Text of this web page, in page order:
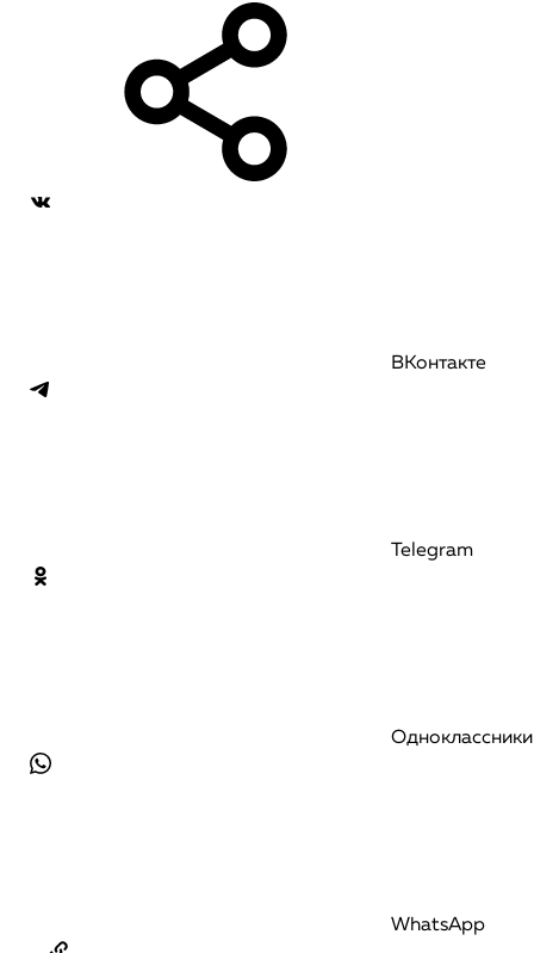
ВКонтакте
Telegram
Одноклассники
WhatsApp